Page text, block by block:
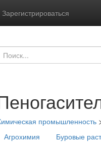
Зарегистрироваться
промышленность
Агрохимия
Буровые